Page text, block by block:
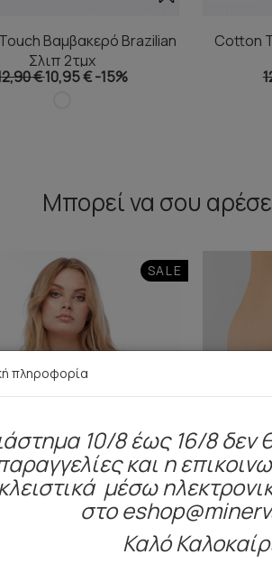
Βαμβακερό Brazilian
Σλιπ 2τμχ
€10,95 €-15%
Cotton
Μπορεί να σου
SALE
πληροφορία
10/8 έως 16/8 δεν
και η
μέσω
στο
Καλό